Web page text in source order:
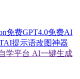
免费GPT4.0免费AI
AI提示语改图神器
学平台 AI一键生成